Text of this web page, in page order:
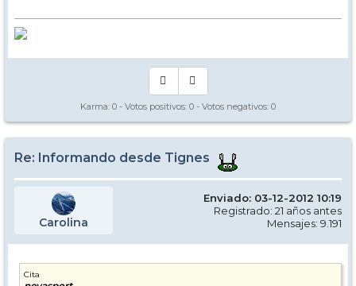
Karma: 0 - Votos positivos: 0 - Votos negativos: 0
Re: Informando desde Tignes
Carolina
Enviado: 03-12-2012 10:19
Registrado: 21 años antes
Mensajes: 9.191
Cita